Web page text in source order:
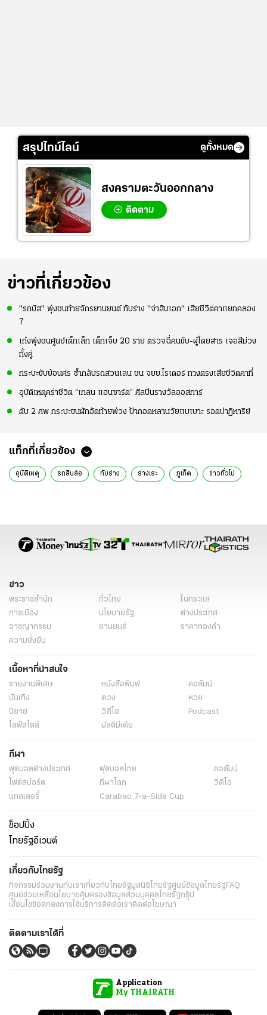
สรุปไทม์ไลน์ ดูทั้งหมด
สงครามตะวันออกกลาง
ติดตาม
ข่าวที่เกี่ยวข้อง
"รถบัส" พุ่งชนท้ายจักรยานยนต์ ทับร่าง "จ่าสิบเอก" เสียชีวิตคาแยกคลอง
7
เก๋งพุ่งชนศูนย์เด็กเล็ก เด็กเจ็บ 20 ราย ตรวจฉี่คนขับ-ผู้โดยสาร เจอสีม่วง
ทั้งคู่
กระบะขับย้อนศร ซ้ำกลับรถสวนเลน ชน จยย.ไรเดอร์ ทางตรงเสียชีวิตคาที่
อุบัติเหตุคร่าชีวิต “เกลน แฮนซาร์ด” ศิลปินรางวัลออสการ์
ดับ 2 ศพ กระบะขนผักอัดท้ายพ่วง ป้ากอดหลานวัยแบเบาะ รอดปาฏิหาริย์
แท็กที่เกี่ยวข้อง
อุบัติเหตุ รถสิบล้อ ทับร่าง ร่างเระ ภูเก็ต ข่าวทั่วไป
ข่าว
พระราชสำนัก ทั่วไทย
ในกระแส
การเมือง
นโยบายรัฐ
ต่างประเทศ
อาชญากรรม
ยานยนต์
ราคาทองคำ
ความยั่งยืน
เนื้อหาที่น่าสนใจ
รายงานพิเศษ หนังสือพิมพ์
คอลัมน์
บันเทิง
ดวง
หวย
นิยาย
วิดีโอ
Podcast
ไลฟ์สไตล์
มัลติมีเดีย
กีฬา
ฟุตบอลต่่างประเทศ ฟุตบอลไทย
คอลัมน์
ไฟต์สปอร์ต
กีฬาโลก
วิดีโอ
แกลเลอรี่
Carabao 7-a-Side Cup
ช็อปปิ้ง
ไทยรัฐอีเวนต์
เกี่ยวกับไทยรัฐ
กิจกรรมร่วมงานกับเราเกี่ยวกับไทยรัฐมูลนิธิไทยรัฐศูนย์ข้อมูลไทยรัฐFAQ
ศูนย์ช่วยเหลือนโยบายคุ้มครองข้อมูลส่วนบุคคลไทยรัฐกรุ๊ป
เงื่อนไขข้อตกลงการใช้บริการติดต่อเราติดต่อโฆษณา
ติดตามเราได้ที่
Application
My THAIRATH